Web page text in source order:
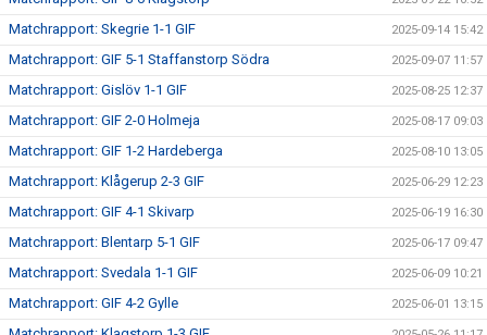
Matchrapport: Skegrie 1-1 GIF 2025-09-14 15:42
Matchrapport: GIF 5-1 Staffanstorp Södra 2025-09-07 11:57
Matchrapport: Gislöv 1-1 GIF 2025-08-25 12:37
Matchrapport: GIF 2-0 Holmeja 2025-08-17 09:03
Matchrapport: GIF 1-2 Hardeberga 2025-08-10 13:05
Matchrapport: Klågerup 2-3 GIF 2025-06-29 12:23
Matchrapport: GIF 4-1 Skivarp 2025-06-19 16:30
Matchrapport: Blentarp 5-1 GIF 2025-06-17 09:47
Matchrapport: Svedala 1-1 GIF 2025-06-09 10:21
Matchrapport: GIF 4-2 Gylle 2025-06-01 13:15